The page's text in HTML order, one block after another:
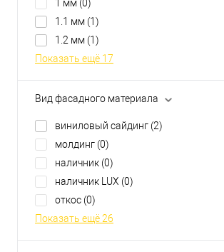
1 мм (0)
1.1 мм (1)
1.2 мм (1)
Показать ещё 17
Вид фасадного материала
виниловый сайдинг (2)
молдинг (0)
наличник (0)
наличник LUX (0)
откос (0)
Показать ещё 26